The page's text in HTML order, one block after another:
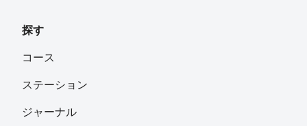
探す
コース
ステーション
ジャーナル